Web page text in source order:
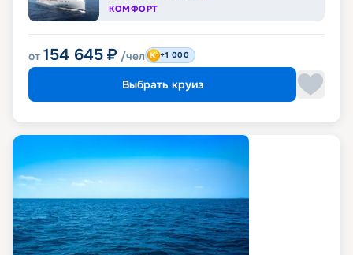
КОМФОРТ
от 154 645 ₽ /чел +1 000
Выбрать круиз